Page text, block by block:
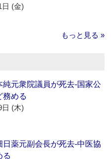
日 (金)
もっと見る »
純元衆院議員が死去‐国家公
務める
日 (木)
日薬元副会長が死去‐中医協
る